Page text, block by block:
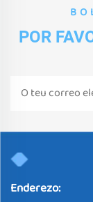
POR
Enderezo: